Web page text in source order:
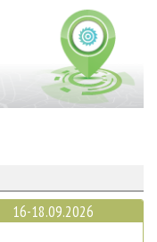
16-18.09.2026